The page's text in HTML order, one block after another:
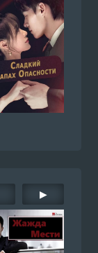
▶